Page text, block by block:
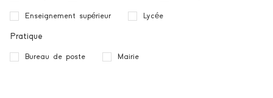
Enseignement supérieur Lycée
Pratique
Bureau de poste Mairie